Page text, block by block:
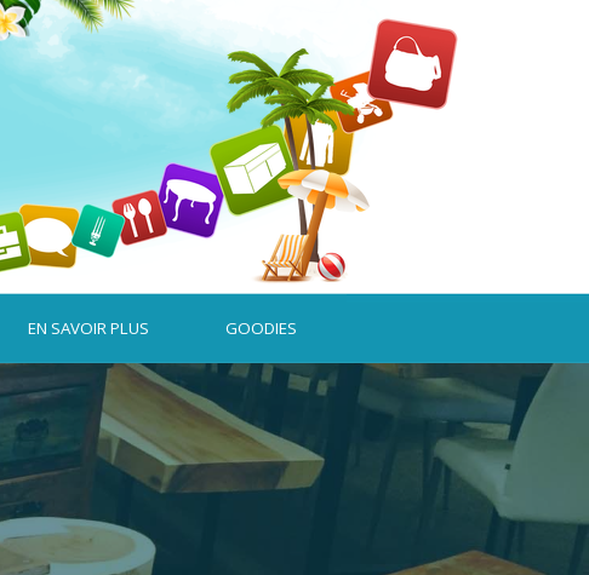
▼
EN SAVOIR PLUS ▼
GOODIES